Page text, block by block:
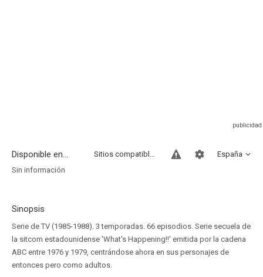
Disponible en... España
Sitios compatibles
Sin información
Sinopsis
Serie de TV (1985-1988). 3 temporadas. 66 episodios. Serie secuela de
la sitcom estadounidense 'What's Happening!!' emitida por la cadena
ABC entre 1976 y 1979, centrándose ahora en sus personajes de
entonces pero como adultos.